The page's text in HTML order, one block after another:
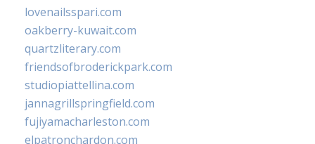
lovenailsspari.com
oakberry-kuwait.com
quartzliterary.com
friendsofbroderickpark.com
studiopiattellina.com
jannagrillspringfield.com
fujiyamacharleston.com
elpatronchardon.com